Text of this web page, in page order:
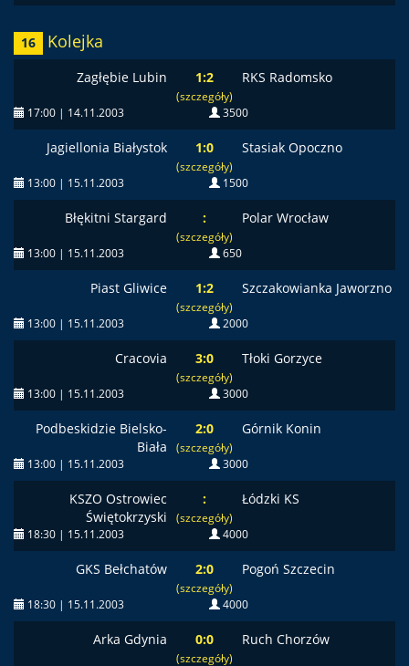
16 Kolejka
Zagłębie Lubin 1:2
(szczegóły)
RKS Radomsko
17:00 | 14.11.2003 3500
Jagiellonia Białystok 1:0
(szczegóły)
Stasiak Opoczno
13:00 | 15.11.2003 1500
Błękitni Stargard :
(szczegóły)
Polar Wrocław
13:00 | 15.11.2003 650
Piast Gliwice 1:2
(szczegóły)
Szczakowianka Jaworzno
13:00 | 15.11.2003 2000
Cracovia 3:0
(szczegóły)
Tłoki Gorzyce
13:00 | 15.11.2003 3000
Podbeskidzie Bielsko-
Biała
2:0
(szczegóły)
Górnik Konin
13:00 | 15.11.2003 3000
KSZO Ostrowiec
Świętokrzyski
:
(szczegóły)
Łódzki KS
18:30 | 15.11.2003 4000
GKS Bełchatów 2:0
(szczegóły)
Pogoń Szczecin
18:30 | 15.11.2003 4000
Arka Gdynia 0:0
(szczegóły)
Ruch Chorzów